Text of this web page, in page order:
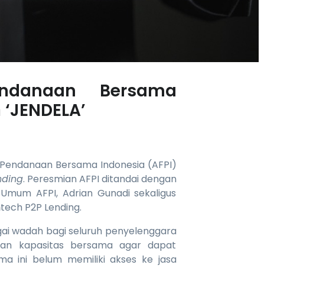
Bersama
Bersama Indonesia (AFPI)
. Peresmian AFPI ditandai dengan
AFPI, Adrian Gunadi sekaligus
P2P Lending.
wadah bagi seluruh penyelenggara
kapasitas bersama agar dapat
ini belum memiliki akses ke jasa